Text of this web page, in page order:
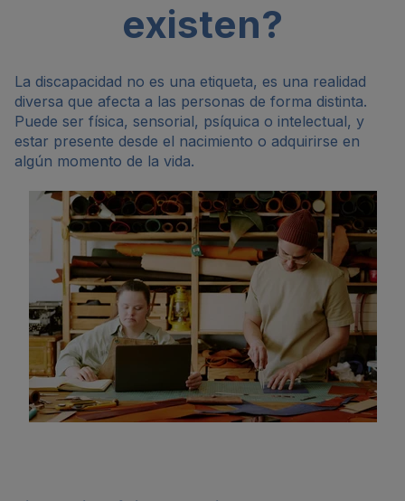
existen?
La discapacidad no es una etiqueta, es una realidad
diversa que afecta a las personas de forma distinta.
Puede ser física, sensorial, psíquica o intelectual, y
estar presente desde el nacimiento o adquirirse en
algún momento de la vida.